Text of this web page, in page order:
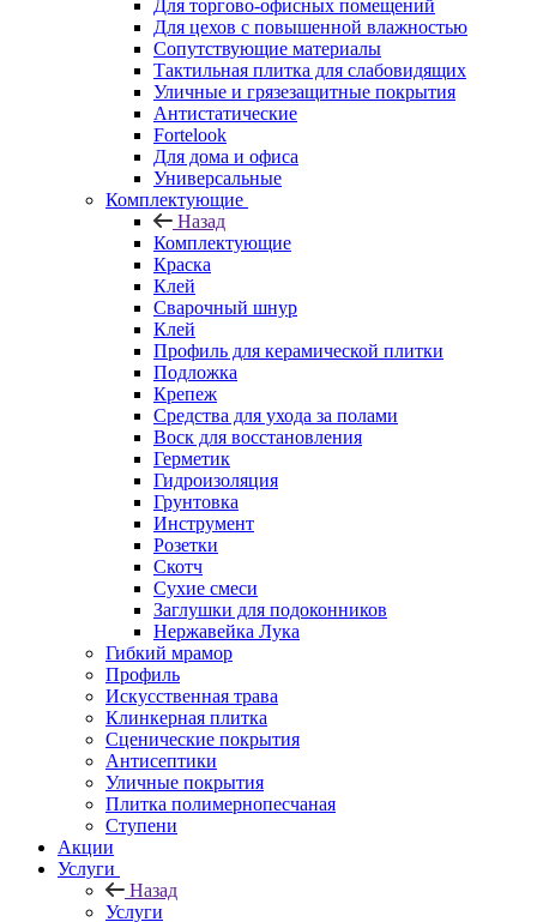
Для торгово-офисных помещений
Для цехов с повышенной влажностью
Сопутствующие материалы
Тактильная плитка для слабовидящих
Уличные и грязезащитные покрытия
Антистатические
Fortelook
Для дома и офиса
Универсальные
Комплектующие
Назад
Комплектующие
Краска
Клей
Сварочный шнур
Клей
Профиль для керамической плитки
Подложка
Крепеж
Средства для ухода за полами
Воск для восстановления
Герметик
Гидроизоляция
Грунтовка
Инструмент
Розетки
Скотч
Сухие смеси
Заглушки для подоконников
Нержавейка Лука
Гибкий мрамор
Профиль
Искусственная трава
Клинкерная плитка
Сценические покрытия
Антисептики
Уличные покрытия
Плитка полимернопесчаная
Ступени
Акции
Услуги
Назад
Услуги